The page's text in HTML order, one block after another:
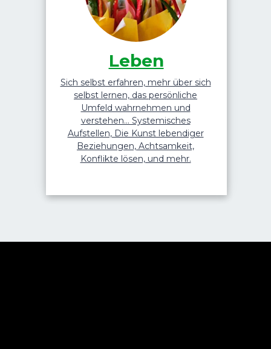
Sich selbst erfahren, mehr über sich
selbst lernen, das persönliche
Umfeld wahrnehmen und
verstehen... Systemisches
Aufstellen, Die Kunst lebendiger
Beziehungen, Achtsamkeit,
Konflikte lösen, und mehr.
Leben